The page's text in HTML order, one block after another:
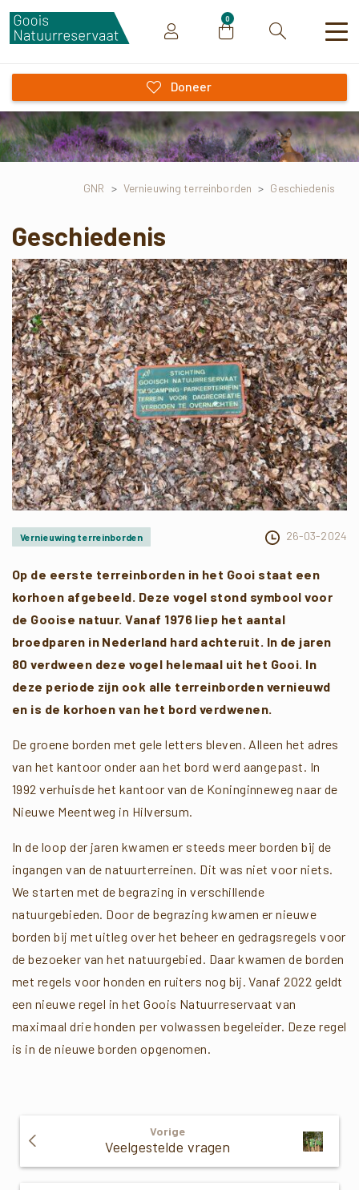
0
Zoeken
Doneer
GNR > Vernieuwing terreinborden > Geschiedenis
Geschiedenis
Vernieuwing terreinborden 26-03-2024
Op de eerste terreinborden in het Gooi staat een
korhoen afgebeeld. Deze vogel stond symbool voor
de Gooise natuur. Vanaf 1976 liep het aantal
broedparen in Nederland hard achteruit. In de jaren
80 verdween deze vogel helemaal uit het Gooi. In
deze periode zijn ook alle terreinborden vernieuwd
en is de korhoen van het bord verdwenen.
De groene borden met gele letters bleven. Alleen het adres
van het kantoor onder aan het bord werd aangepast. In
1992 verhuisde het kantoor van de Koninginneweg naar de
Nieuwe Meentweg in Hilversum.
In de loop der jaren kwamen er steeds meer borden bij de
ingangen van de natuurterreinen. Dit was niet voor niets.
We starten met de begrazing in verschillende
natuurgebieden. Door de begrazing kwamen er nieuwe
borden bij met uitleg over het beheer en gedragsregels voor
de bezoeker van het natuurgebied. Daar kwamen de borden
met regels voor honden en ruiters nog bij. Vanaf 2022 geldt
een nieuwe regel in het Goois Natuurreservaat van
maximaal drie honden per volwassen begeleider. Deze regel
is in de nieuwe borden opgenomen.
Verder
Lezen
Vorige
Veelgestelde vragen